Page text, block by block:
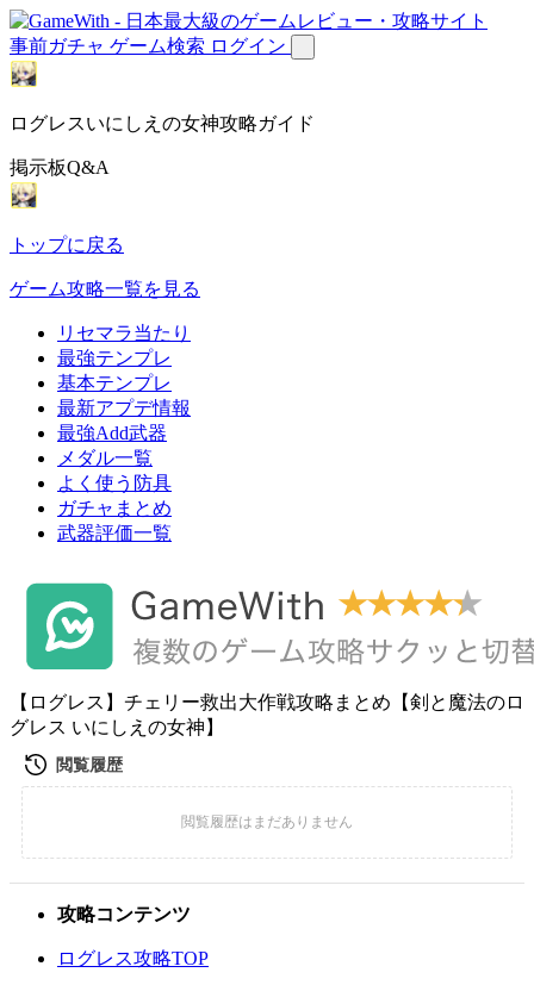
事前ガチャ ゲーム検索 ログイン
ログレスいにしえの女神攻略ガイド
掲示板Q&A
トップに戻る
ゲーム攻略一覧を見る
リセマラ当たり
最強テンプレ
基本テンプレ
最新アプデ情報
最強Add武器
メダル一覧
よく使う防具
ガチャまとめ
武器評価一覧
【ログレス】チェリー救出大作戦攻略まとめ【剣と魔法のロ
グレス いにしえの女神】
攻略コンテンツ
ログレス攻略TOP